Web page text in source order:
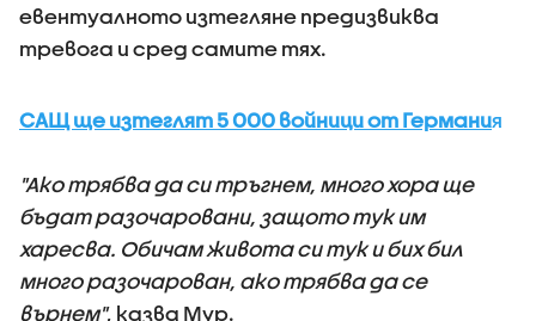
евентуалното изтегляне предизвиква
тревога и сред самите тях.
САЩ ще изтеглят 5 000 войници от Германия
"Ако трябва да си тръгнем, много хора ще
бъдат разочаровани, защото тук им
харесва. Обичам живота си тук и бих бил
много разочарован, ако трябва да се
върнем", казва Мур.